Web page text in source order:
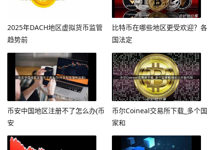
2025年DACH地区虚拟货币监管
趋势前
比特币在哪些地区更受欢迎？各
国法定
币安中国地区注册不了怎么办(币
安
币尔Coineal交易所下载_多个国
家和